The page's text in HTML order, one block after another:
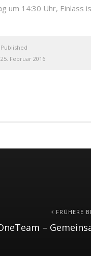
um 14:30 Uhr, Einlass
Published
25. Februar 2016
FRÜHERE
–